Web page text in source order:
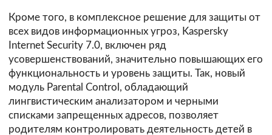
Кроме того, в комплексное решение для защиты от
всех видов информационных угроз, Kaspersky
Internet Security 7.0, включен ряд
усовершенствований, значительно повышающих его
функциональность и уровень защиты. Так, новый
модуль Parental Control, обладающий
лингвистическим анализатором и черными
списками запрещенных адресов, позволяет
родителям контролировать деятельность детей в